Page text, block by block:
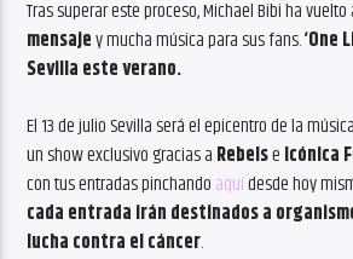
Tras superar este proceso, Michael Bibi ha
mensajey mucha música para sus fans.‘One
Sevilla este verano.
El 13 de julio Sevilla será el epicentro de la
un show exclusivo gracias a Rebelse Icónica
con tus entradas pinchando aquídesde hoy
cada entrada irán destinados a
lucha contra el cáncer.